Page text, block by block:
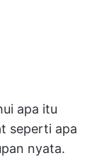
apa itu
seperti apa
nyata.